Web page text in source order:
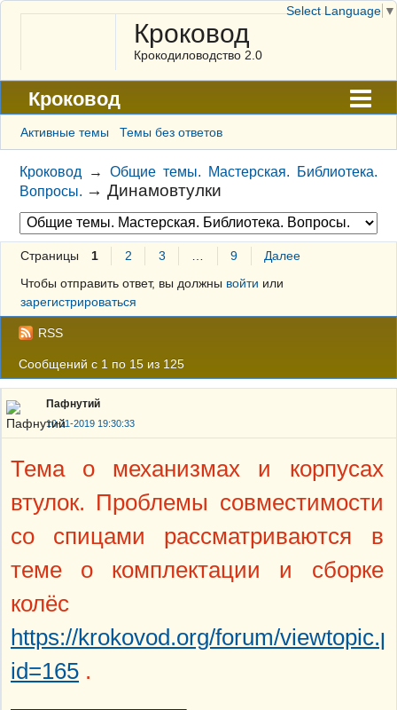
Кроковод
Крокодиловодство 2.0
Кроковод
Форум
Архив
ГАЛЕРЕЯ
Правила
Поиск
Регистрация
Вход
Активные темы Темы без ответов
Кроковод →Общие темы. Мастерская. Библиотека.
Вопросы. →Динамовтулки
Страницы 1 2 3 9
Далее
Чтобы отправить ответ, вы должны войти или
зарегистрироваться
RSS
Сообщений с 1 по 15 из 125
Пафнутий
10-11-2019 19:30:33
Тема о механизмах и корпусах
втулок. Проблемы совместимости
со спицами рассматриваются в
теме о комплектации и сборке
колёс
https://krokovod.org/forum/
id=165 .
Select Language ▼